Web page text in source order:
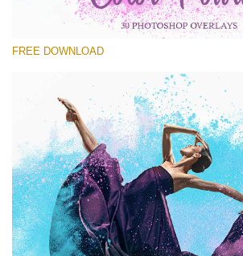
Color Powder
Fairy Tale (344 Overlays)
Large 6000*4000px
Entire Collection
(1783 Overlays)
Large 6000*4000px
Free download
FREE DOWNLOAD